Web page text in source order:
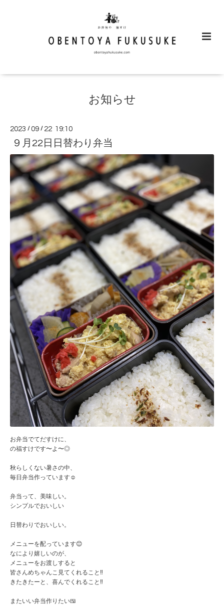
お知らせ
2023 /09 / 22 19:10
９月22日日替わり弁当
お弁当でてだすけに、
の福すけです〜よ〜◎
秋らしくない暑さの中、
毎日弁当作っています☺️
弁当って、美味しい。
シンプルでおいしい
日替わりでおいしい。
メニューを配っています😊
なにより嬉しいのが、
メニューをお渡しすると
皆さんめちゃんこ見てくれること‼️
きたきたーと、喜んでくれること‼️
またいい弁当作りたい🍱